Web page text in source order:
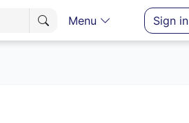
Menu Sign in